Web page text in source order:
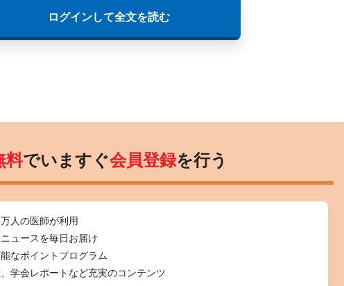
ログインして全文を読む
料でいますぐ会員登録を行う
人の医師が利用
ュースを毎日お届け
なポイントプログラム
学会レポートなど充実のコンテンツ